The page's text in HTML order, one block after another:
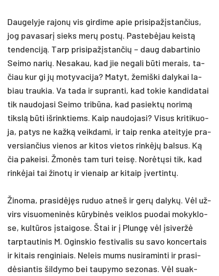
Dau­ge­ly­je ra­jonų vis gir­di­me apie pri­si­pažįs­tan­čius,
jog pa­va­sarį sieks merų po­stų. Pas­tebė­jau keistą
ten­den­ciją. Tarp pri­si­pažįs­tan­čių – daug da­bar­ti­nio
Sei­mo na­rių. Ne­sa­kau, kad jie ne­ga­li būti me­rais, ta­
čiau kur gi jų mo­ty­va­ci­ja? Ma­tyt, že­miš­ki da­ly­kai la­
biau trau­kia. Va ta­da ir su­pran­ti, kad to­kie kan­di­da­tai
tik nau­do­ja­si Sei­mo tribū­na, kad pa­siektų no­rimą
tikslą būti iš­rink­tiems. Kaip nau­do­ja­si? Vi­sus kri­ti­kuo­
ja, pa­tys ne kažką veik­da­mi, ir taip ren­ka atei­ty­je pra­
ver­sian­čius vie­nos ar ki­tos vie­tos rinkėjų bal­sus. Ką
čia pa­kei­si. Žmonės tam tu­ri teisę. Norėtų­si tik, kad
rinkė­jai tai ži­notų ir vie­naip ar ki­taip įver­tintų.
Ži­no­ma, pra­si­dėjęs ru­duo at­neš ir gerų da­lykų. Vėl už­
virs vi­suo­me­ninės kūry­binės veik­los puo­dai mo­kyk­lo­
se, kultū­ros įstai­go­se. Štai ir į Plungę vėl įsi­veržė
tarp­tau­ti­nis M. Ogins­kio fes­ti­va­lis su sa­vo kon­cer­tais
ir ki­tais ren­gi­niais. Ne­leis mums nu­si­ra­min­ti ir pra­si­
dėsian­tis šil­dy­mo bei tau­py­mo se­zo­nas. Vėl suak­